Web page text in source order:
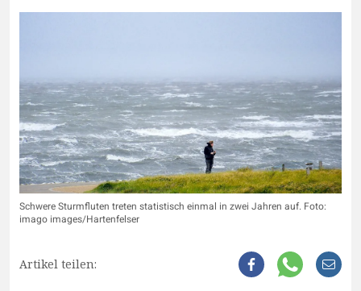
Schwere Sturmfluten treten statistisch einmal in zwei Jahren auf. Foto:
imago images/Hartenfelser
Artikel teilen: